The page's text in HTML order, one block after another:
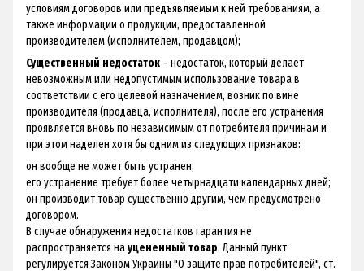
условиям договоров или предъявляемым к ней требованиям, а
также информации о продукции, предоставленной
производителем (исполнителем, продавцом);
Существенный недостаток – недостаток, который делает
невозможным или недопустимым использование товара в
соответствии с его целевой назначением, возник по вине
производителя (продавца, исполнителя), после его устранения
проявляется вновь по независимым от потребителя причинам и
при этом наделен хотя бы одним из следующих признаков:
он вообще не может быть устранен;
его устранение требует более четырнадцати календарных дней;
он производит товар существенно другим, чем предусмотрено
договором.
В случае обнаружения недостатков гарантия не
распространяется науцененный товар. Данный пункт
регулируется Законом Украины "О защите прав потребителей", ст.